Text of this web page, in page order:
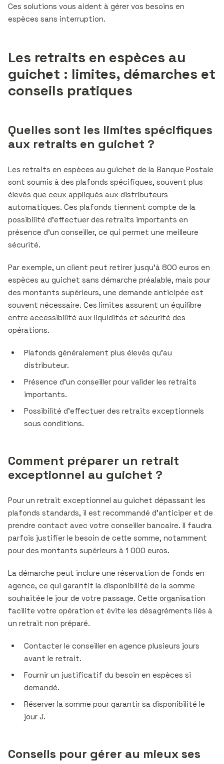
Ces solutions vous aident à gérer vos besoins en
espèces sans interruption.
Les retraits en espèces au
guichet : limites, démarches et
conseils pratiques
Quelles sont les limites spécifiques
aux retraits en guichet ?
Les retraits en espèces au guichet de la Banque Postale
sont soumis à des plafonds spécifiques, souvent plus
élevés que ceux appliqués aux distributeurs
automatiques. Ces plafonds tiennent compte de la
possibilité d’effectuer des retraits importants en
présence d’un conseiller, ce qui permet une meilleure
sécurité.
Par exemple, un client peut retirer jusqu’à 800 euros en
espèces au guichet sans démarche préalable, mais pour
des montants supérieurs, une demande anticipée est
souvent nécessaire. Ces limites assurent un équilibre
entre accessibilité aux liquidités et sécurité des
opérations.
Plafonds généralement plus élevés qu’au
distributeur.
Présence d’un conseiller pour valider les retraits
importants.
Possibilité d’effectuer des retraits exceptionnels
sous conditions.
Comment préparer un retrait
exceptionnel au guichet ?
Pour un retrait exceptionnel au guichet dépassant les
plafonds standards, il est recommandé d’anticiper et de
prendre contact avec votre conseiller bancaire. Il faudra
parfois justifier le besoin de cette somme, notamment
pour des montants supérieurs à 1 000 euros.
La démarche peut inclure une réservation de fonds en
agence, ce qui garantit la disponibilité de la somme
souhaitée le jour de votre passage. Cette organisation
facilite votre opération et évite les désagréments liés à
un retrait non préparé.
Contacter le conseiller en agence plusieurs jours
avant le retrait.
Fournir un justificatif du besoin en espèces si
demandé.
Réserver la somme pour garantir sa disponibilité le
jour J.
Conseils pour gérer au mieux ses